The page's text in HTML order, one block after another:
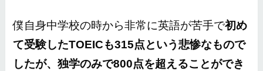
僕自身中学校の時から非常に英語が苦手で初め
て受験したTOEICも315点という悲惨なもので
したが、独学のみで800点を超えることができ